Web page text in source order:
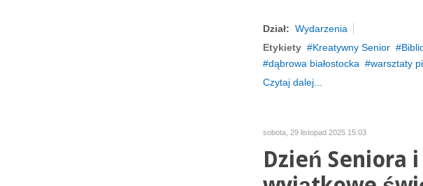
Dział: Wydarzenia
Etykiety
Kreatywny Senior
dąbrowa białostocka
warsztaty
Czytaj dalej...
sobota, 29 listopad 2025 15:03
Dzień Seniora